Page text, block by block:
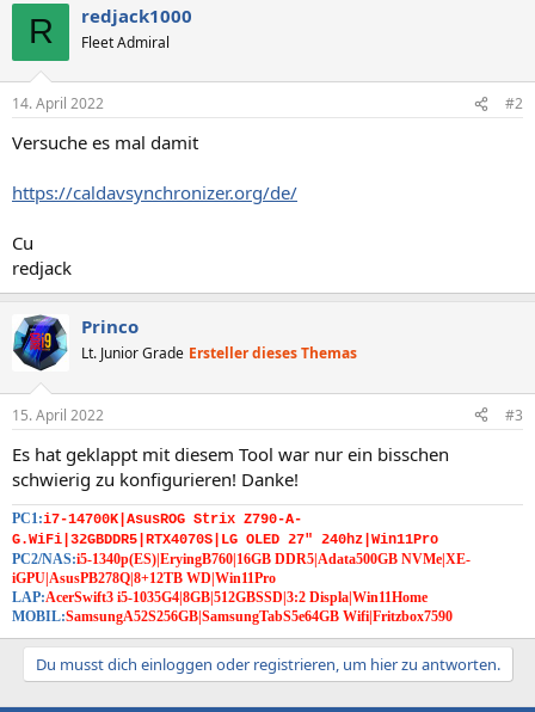
R redjack1000
Fleet Admiral
14. April 2022 #2
Versuche es mal damit
https://caldavsynchronizer.org/de/
Cu
redjack
Princo
Lt. Junior Grade Ersteller dieses Themas
15. April 2022 #3
Es hat geklappt mit diesem Tool war nur ein bisschen
schwierig zu konfigurieren! Danke!
PC1:i7-14700K|AsusROG Strix Z790-A-
G.WiFi|32GBDDR5|RTX4070S|LG OLED 27" 240hz|Win11Pro
PC2/NAS:i5-1340p(ES)|EryingB760|16GB DDR5|Adata500GB NVMe|XE-
iGPU|AsusPB278Q|8+12TB WD|Win11Pro
LAP:AcerSwift3 i5-1035G4|8GB|512GBSSD|3:2 Displa|Win11Home
MOBIL:SamsungA52S256GB|SamsungTabS5e64GB Wifi|Fritzbox7590
Du musst dich einloggen oder registrieren, um hier zu antworten.